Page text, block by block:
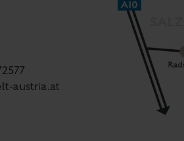
austria.at